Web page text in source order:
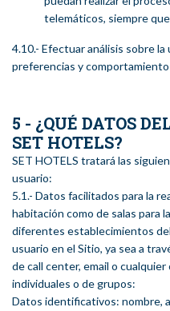
telemáticos, siempre
4.10.- Efectuar análisis sobre
preferencias y
5 - ¿QUÉ DATOS
SET HOTELS?
SET HOTELS tratará las
usuario:
5.1.- Datos facilitados para la
habitación como de salas para
diferentes establecimientos
usuario en el Sitio, ya sea a
de call center, email o
individuales o de grupos:
Datos identificativos: nombre,